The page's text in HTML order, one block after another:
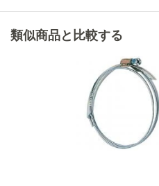
類似商品と比較する